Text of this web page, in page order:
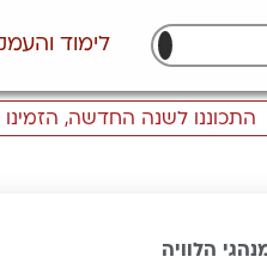
לימוד
התכוננו לשנה החדשה, הזמינו
הלוויה